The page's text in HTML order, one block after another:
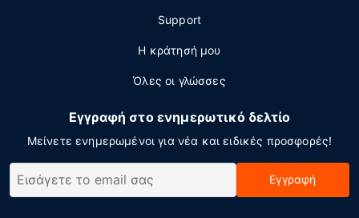
Support
Η κράτησή μου
Όλες οι γλώσσες
Εγγραφή στο ενημερωτικό δελτίο
Μείνετε ενημερωμένοι για νέα και ειδικές προσφορές!
Εγγραφή